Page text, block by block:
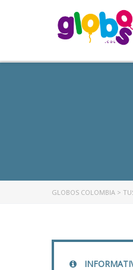
GLOBOS COLOMBIA >